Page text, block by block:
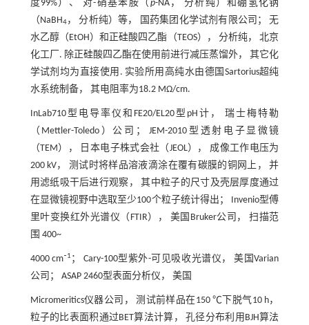
度99%）、 对-硝基苯胺（ p-NA， 分析纯）和硼氢化钠
（NaBH4， 分析纯）等， 国药集团化学试剂有限公司； 无
水乙醇（EtOH）和正硅酸四乙酯（TEOS）， 分析纯， 北京
化工厂. 除正硅酸四乙酯在使用前进行减压蒸馏外， 其它化
学试剂均为直接使用. 实验所用高纯水由德国Sartorius超纯
水系统制备， 其电阻率为18.2 MΩ/cm.
InLab710型电导率仪和FE20/EL20型pH计， 瑞士梅特勒
（Mettler-Toledo）公司； JEM-2010型透射电子显微镜
（TEM）， 日本电子株式会社（JEOL）， 成像工作电压为
200 kV， 测试时将样品溶液滴涂在覆有碳膜的铜网上， 并
用滤纸吸干后进行观察， 其中粒子的尺寸及壳层厚度通过
在显微镜视野中选取至少100个粒子统计得出； Invenio型傅
里叶变换红外光谱仪（FTIR）， 美国Bruker公司， 扫描范
围 400~
4000 cm⁻1 ； Cary-100型紫外-可见吸收光谱仪， 美国Varian
公司； ASAP 2460型表面分析仪， 美国
Micromeritics仪器公司， 测试前样品在150 ℃下脱气10 h，
粒子的比表面积通过BET算法计算， 孔径分布利用BJH算法